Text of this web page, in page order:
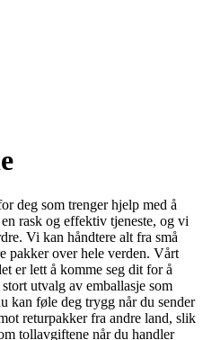
deg som trenger hjelp med å
rask og effektiv tjeneste, og vi
Vi kan håndtere alt fra små
pakker over hele verden. Vårt
er lett å komme seg dit for å
utvalg av emballasje som
kan føle deg trygg når du sender
returpakker fra andre land, slik
tollavgiftene når du handler